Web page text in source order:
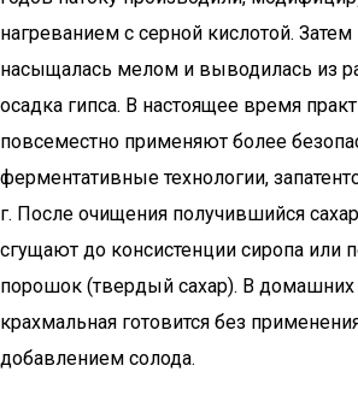
нагреванием с серной кислотой. Затем
насыщалась мелом и выводилась из
осадка гипса. В настоящее время
повсеместно применяют более
ферментативные технологии,
г. После очищения получившийся
сгущают до консистенции сиропа или
порошок (твердый сахар). В домашних
крахмальная готовится без
добавлением солода.